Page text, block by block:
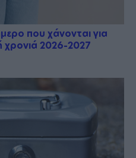
που χάνονται για
χρονιά 2026-2027